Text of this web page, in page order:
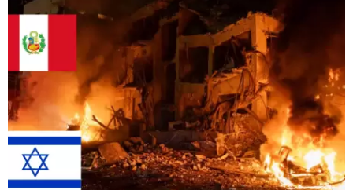
Varados en Jerusalén